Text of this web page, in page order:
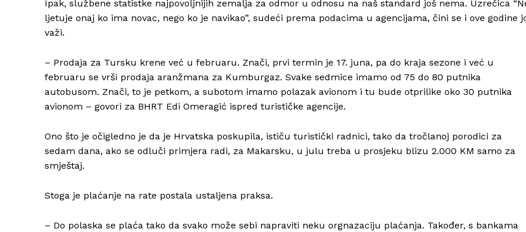
Ipak, službene statistke najpovoljnijih zemalja za odmor u odnosu na naš standard još nema. Uzrečica
ljetuje onaj ko ima novac, nego ko je navikao”, sudeći prema podacima u agencijama, čini se i ove godine
važi.
– Prodaja za Tursku krene već u februaru. Znači, prvi termin je 17. juna, pa do kraja sezone i već u
februaru se vrši prodaja aranžmana za Kumburgaz. Svake sedmice imamo od 75 do 80 putnika
autobusom. Znači, to je petkom, a subotom imamo polazak avionom i tu bude otprilike oko 30 putnika
avionom – govori za BHRT Edi Omeragić ispred turističke agencije.
Ono što je očigledno je da je Hrvatska poskupila, ističu turistički radnici, tako da tročlanoj porodici za
sedam dana, ako se odluči primjera radi, za Makarsku, u julu treba u prosjeku blizu 2.000 KM samo za
smještaj.
Stoga je plaćanje na rate postala ustaljena praksa.
– Do polaska se plaća tako da svako može sebi napraviti neku orgnazaciju plaćanja. Također, s bankama